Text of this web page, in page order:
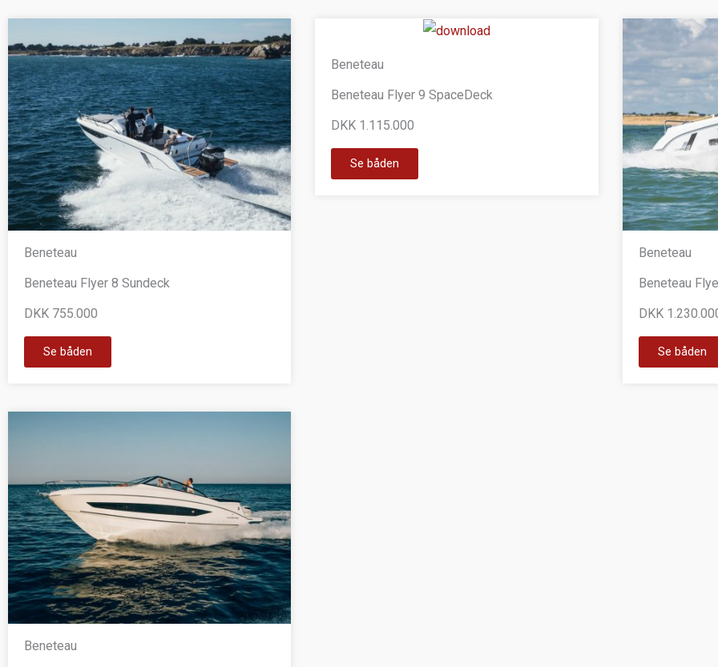
Beneteau
Beneteau Flyer 8 Sundeck
DKK 755.000
Se båden
Beneteau
Beneteau Flyer 9 SpaceDeck
DKK 1.115.000
Se båden
Beneteau
Beneteau
DKK
Se båden
Beneteau